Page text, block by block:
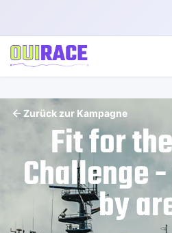
Zurück zur Kampagne
Fit for
Challenge
by